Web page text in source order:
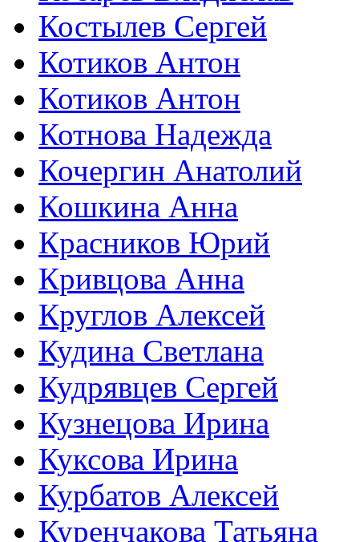
Костылев Сергей
Котиков Антон
Котиков Антон
Котнова Надежда
Кочергин Анатолий
Кошкина Анна
Красников Юрий
Кривцова Анна
Круглов Алексей
Кудина Светлана
Кудрявцев Сергей
Кузнецова Ирина
Куксова Ирина
Курбатов Алексей
Куренчакова Татьяна